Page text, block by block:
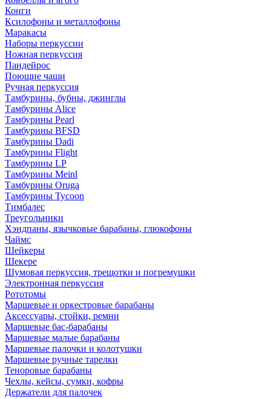
Конги
Ксилофоны и металлофоны
Маракасы
Наборы перкуссии
Ножная перкуссия
Пандейрос
Поющие чаши
Ручная перкуссия
Тамбурины, бубны, джинглы
Тамбурины Alice
Тамбурины Pearl
Тамбурины BFSD
Тамбурины Dadi
Тамбурины Flight
Тамбурины LP
Тамбурины Meinl
Тамбурины Oruga
Тамбурины Tycoon
Тимбалес
Треугольники
Хэндпаны, язычковые барабаны, глюкофоны
Чаймс
Шейкеры
Шекере
Шумовая перкуссия, трещотки и погремушки
Электронная перкуссия
Рототомы
Маршевые и оркестровые барабаны
Аксессуары, стойки, ремни
Маршевые бас-барабаны
Маршевые малые барабаны
Маршевые палочки и колотушки
Маршевые ручные тарелки
Теноровые барабаны
Чехлы, кейсы, сумки, кофры
Держатели для палочек